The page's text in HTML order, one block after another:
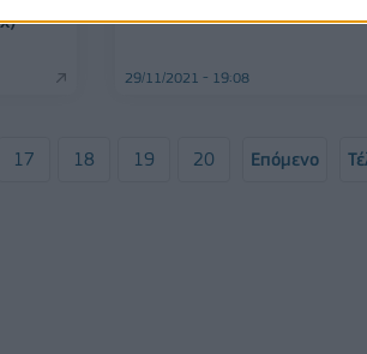
29/11/2021 - 19:08
17 18 19 20 Επόμενο